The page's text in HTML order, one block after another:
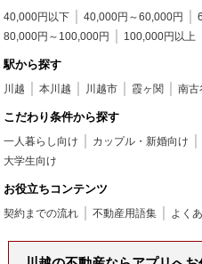
40,000円以下 40,000円～60,000円
80,000円～100,000円
100,000円以上
駅から探す
川越 本川越 川越市 霞ヶ関 南古
こだわり条件から探す
一人暮らし向け カップル・新婚向け
大学生向け
お役立ちコンテンツ
契約までの流れ 不動産用語集 よく